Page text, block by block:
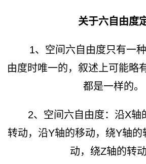
关于六自由度定
1、空间六自由度只有一种
由度时唯一的，叙述上可能略
都是一样的。
2、空间六自由度：沿X轴
转动，沿Y轴的移动，绕Y轴
动，绕Z轴的转动